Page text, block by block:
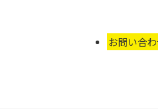
お問い合